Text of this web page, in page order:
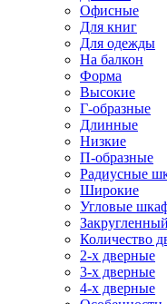
Офисные
Для книг
Для одежды
На балкон
Форма
Высокие
Г-образные
Длинные
Низкие
П-образные
Радиусные
Широкие
Угловые
Количество
2-х дверные
3-х дверные
4-х дверные